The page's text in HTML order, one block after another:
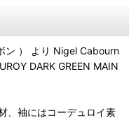
ン ） より Nigel Cabourn
DARK GREEN MAIN
、袖にはコーデュロイ素